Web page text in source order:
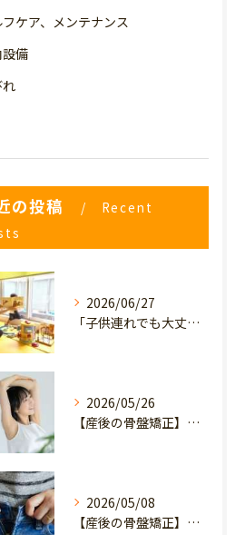
ケア、メンテナンス
備
れ
の投稿
Recent
2026/06/27
「子供連れでも大丈夫？」産後の腰痛・体型崩れに悩むママが、プライミー鍼灸整骨院を選ぶ3つの理由
2026/05/26
【産後の骨盤矯正】産後の原因不明なイライラ・疲れやすさは骨盤のせい？心と体を軽くするヒント
2026/05/08
【産後の骨盤矯正】妊娠前のデニムが履けない…